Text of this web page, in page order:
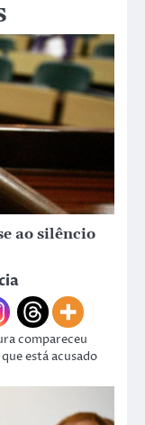
ao silêncio
compareceu
está acusado